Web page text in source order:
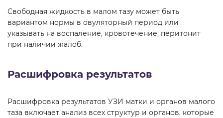
Свободная жидкость в малом тазу может быть
вариантом нормы в овуляторный период или
указывать на воспаление, кровотечение, перитонит
при наличии жалоб.
Расшифровка результатов
Расшифровка результатов УЗИ матки и органов малого
таза включает анализ всех структур и органов, которые